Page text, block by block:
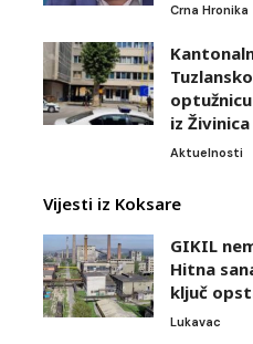
Crna Hronika
iz Živinica
Aktuelnosti
Vijesti iz Koksare
GIKIL
Hitna
ključ
Lukavac